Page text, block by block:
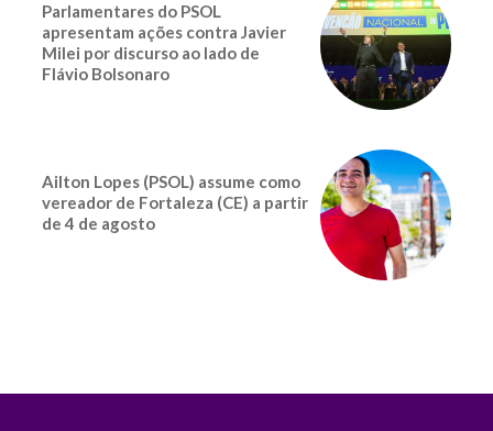
Parlamentares do PSOL
apresentam ações contra Javier
Milei por discurso ao lado de
Flávio Bolsonaro
Ailton Lopes (PSOL) assume como
vereador de Fortaleza (CE) a partir
de 4 de agosto